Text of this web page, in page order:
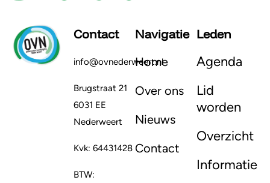
Contact
info@ovnederweert.nl
Brugstraat 21
6031 EE
Nederweert
Kvk: 64431428
BTW:
Navigatie
Home
Over ons
Nieuws
Contact
Leden
Agenda
Lid
worden
Overzicht
Informatie